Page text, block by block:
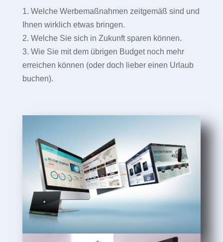
1. Welche Werbemaßnahmen zeitgemäß sind und
Ihnen wirklich etwas bringen.
2. Welche Sie sich in Zukunft sparen können.
3. Wie Sie mit dem übrigen Budget noch mehr
erreichen können (oder doch lieber einen Urlaub
buchen).